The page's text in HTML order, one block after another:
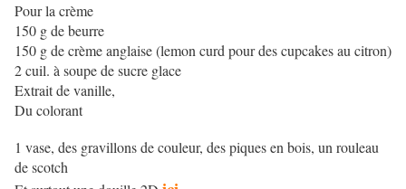
Pour la crème
150 g de beurre
150 g de crème anglaise (lemon curd pour des cupcakes au citron)
2 cuil. à soupe de sucre glace
Extrait de vanille,
Du colorant
1 vase, des gravillons de couleur, des piques en bois, un rouleau
de scotch